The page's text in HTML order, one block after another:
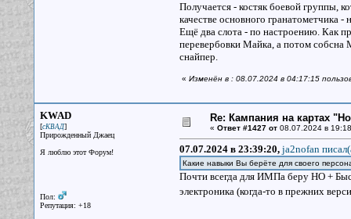
Получается - костяк боевой группы,
качестве основного гранатометчика
Ещё два слота - по настроению. Как
перевербовки Майка, а потом
снайпер.
« Изменён в : 08.07.2024 в 04:17:15
KWAD
[сКВАД]
Прирожденный Джаец
Я люблю этот Форум!
Пол:
Репутация: +18
Re: Кампания на картах
« Ответ #1427 от08.07.2024 в
07.07.2024 в 23:39:20, ja2nofan
Какие навыки Вы берёте для своего
Почти всегда для ИМПа беру НО +
электроника (когда-то в прежних